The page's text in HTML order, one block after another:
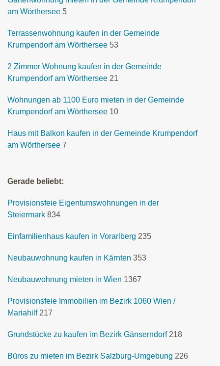
am Wörthersee 5
Terrassenwohnung kaufen in der Gemeinde
Krumpendorf am Wörthersee 53
2 Zimmer Wohnung kaufen in der Gemeinde
Krumpendorf am Wörthersee 21
Wohnungen ab 1100 Euro mieten in der Gemeinde
Krumpendorf am Wörthersee 10
Haus mit Balkon kaufen in der Gemeinde Krumpendorf
am Wörthersee 7
Gerade beliebt:
Provisionsfeie Eigentumswohnungen in der
Steiermark 834
Einfamilienhaus kaufen in Vorarlberg 235
Neubauwohnung kaufen in Kärnten 353
Neubauwohnung mieten in Wien 1367
Provisionsfeie Immobilien im Bezirk 1060 Wien /
Mariahilf 217
Grundstücke zu kaufen im Bezirk Gänserndorf 218
Büros zu mieten im Bezirk Salzburg-Umgebung 226